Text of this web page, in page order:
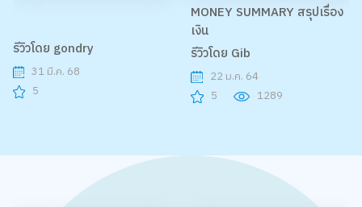
รีวิวโดย gondry
31 มี.ค. 68
5
MONEY SUMMARY สรุปเรื่อง
เงิน
รีวิวโดย Gib
22 ม.ค. 64
5
1289